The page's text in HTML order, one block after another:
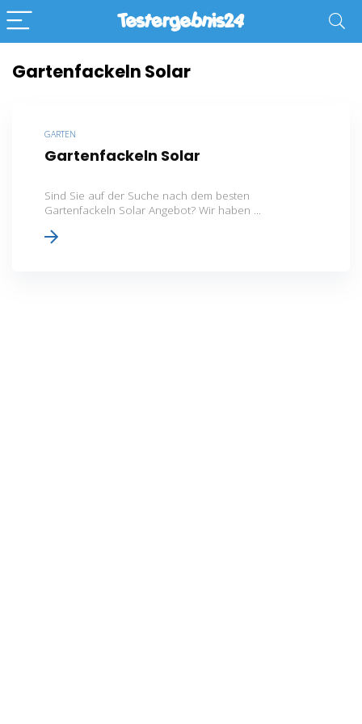
Gartenfackeln Solar
GARTEN
Gartenfackeln Solar
Sind Sie auf der Suche nach dem besten
Gartenfackeln Solar Angebot? Wir haben ...